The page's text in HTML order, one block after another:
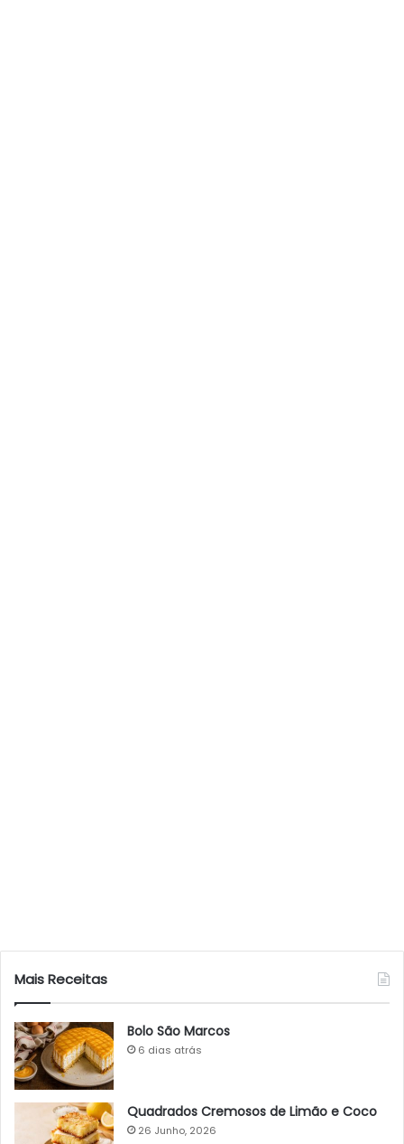
Mais Receitas
Bolo São Marcos
6 dias atrás
Quadrados Cremosos de Limão e Coco
26 Junho, 2026